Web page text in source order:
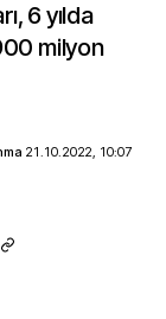
6 yılda
milyon
21.10.2022, 10:07